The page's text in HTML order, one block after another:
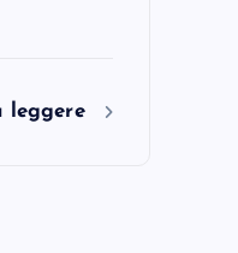
leggere